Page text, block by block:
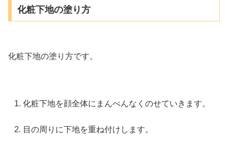
化粧下地の塗り方
化粧下地の塗り方です。
化粧下地を顔全体にまんべんなくのせていきます。
目の周りに下地を重ね付けします。